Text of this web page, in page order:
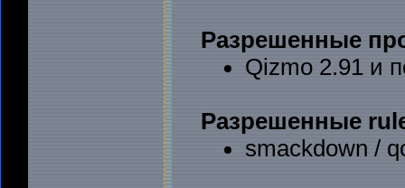
Разрешенные
Qizmo 2.91 и
Разрешенные
smackdown /